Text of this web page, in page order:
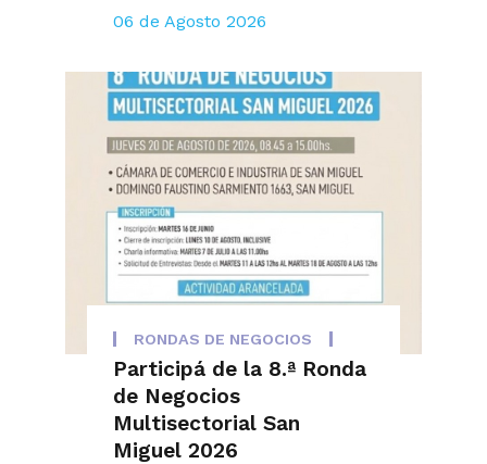
06 de Agosto 2026
RONDAS DE NEGOCIOS
Participá de la 8.ª Ronda
de Negocios
Multisectorial San
Miguel 2026